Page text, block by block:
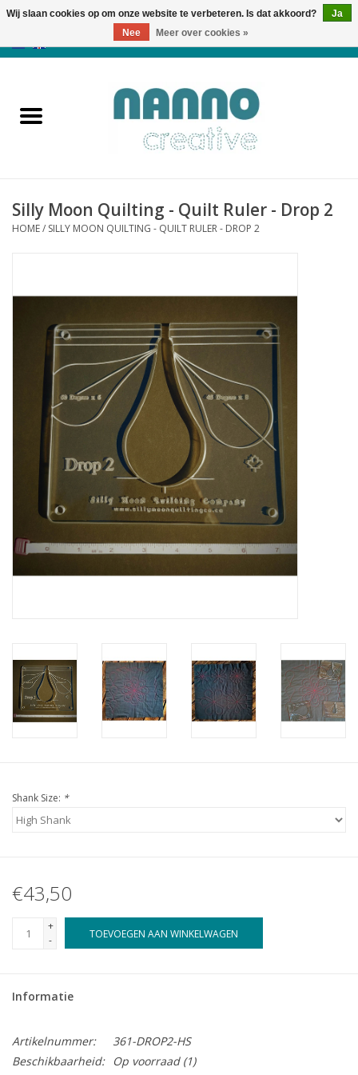
Producten
Nieuws
Koopjeshoek
Laatste Kans
Cadeaubonnen
Nanno Blog
Merken
Beloningen
Silly Moon Quilting - Quilt Ruler - Drop 2
HOME/ SILLY MOON QUILTING - QUILT RULER - DROP 2
Shank Size: *
€43,50
+
-
TOEVOEGEN AAN WINKELWAGEN
Informatie
Artikelnummer:
361-DROP2-HS
Beschikbaarheid:
Op voorraad(1)
Wij slaan cookies op om onze website te verbeteren. Is dat akkoord?
Ja
Nee
Meer over cookies »